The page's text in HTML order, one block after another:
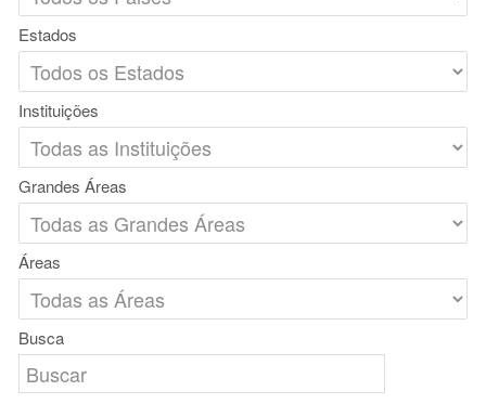
Estados
Instituições
Grandes Áreas
Áreas
Busca